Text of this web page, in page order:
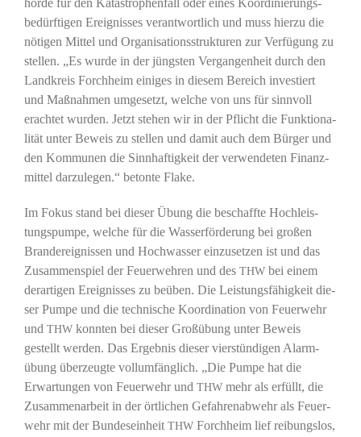
hör­de für den Kata­stro­phen­fall oder eines Koor­di­nie­rungs-
bedürf­ti­gen Ereig­nis­ses ver­ant­wort­lich und muss hier­zu die
nöti­gen Mit­tel und Orga­ni­sa­ti­ons­struk­tu­ren zur Ver­fü­gung zu
stel­len. „Es wur­de in der jüngs­ten Ver­gan­gen­heit durch den
Land­kreis Forch­heim eini­ges in die­sem Bereich inves­tiert
und Maß­nah­men umge­setzt, wel­che von uns für sinn­voll
erach­tet wur­den. Jetzt ste­hen wir in der Pflicht die Funk­tio­na­
li­tät unter Beweis zu stel­len und damit auch dem Bür­ger und
den Kom­mu­nen die Sinn­haf­tig­keit der ver­wen­de­ten Finanz­
mit­tel dar­zu­le­gen.“ beton­te Flake.
Im Fokus stand bei die­ser Übung die beschaff­te Hoch­leis­
tungs­pum­pe, wel­che für die Was­ser­för­de­rung bei gro­ßen
Brand­er­eig­nis­sen und Hoch­was­ser ein­zu­set­zen ist und das
Zusam­men­spiel der Feu­er­weh­ren und des THW bei einem
der­ar­ti­gen Ereig­nis­ses zu beüben. Die Leis­tungs­fä­hig­keit die­
ser Pum­pe und die tech­ni­sche Koor­di­na­ti­on von Feu­er­wehr
und THW konn­ten bei die­ser Groß­übung unter Beweis
gestellt wer­den. Das Ergeb­nis die­ser vier­stün­di­gen Alarm­
übung über­zeug­te voll­um­fäng­lich. „Die Pum­pe hat die
Erwar­tun­gen von Feu­er­wehr und THW mehr als erfüllt, die
Zusam­men­ar­beit in der ört­li­chen Gefah­ren­ab­wehr als Feu­er­
wehr mit der Bun­des­ein­heit THW Forch­heim lief rei­bungs­los,